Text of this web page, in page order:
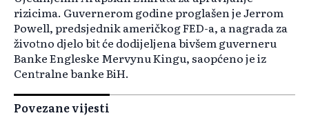
rizicima. Guvernerom godine proglašen je Jerrom
Powell, predsjednik američkog FED-a, a nagrada za
životno djelo bit će dodijeljena bivšem guverneru
Banke Engleske Mervynu Kingu, saopćeno je iz
Centralne banke BiH.
Povezane vijesti